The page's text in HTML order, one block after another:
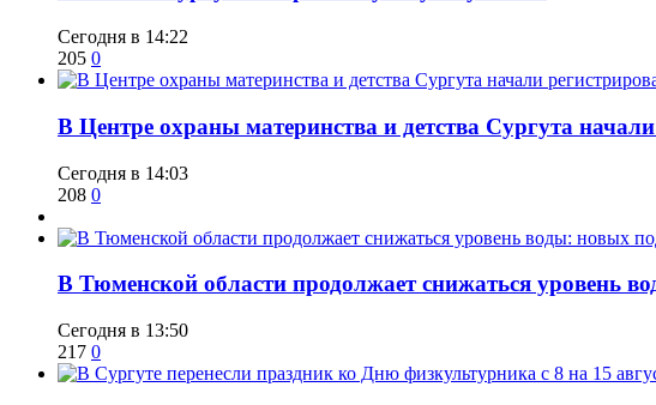
Сегодня в 14:22
205 0
​В Центре охраны материнства и детства Сургута
Сегодня в 14:03
208 0
​В Тюменской области продолжает снижаться уровень
Сегодня в 13:50
217 0